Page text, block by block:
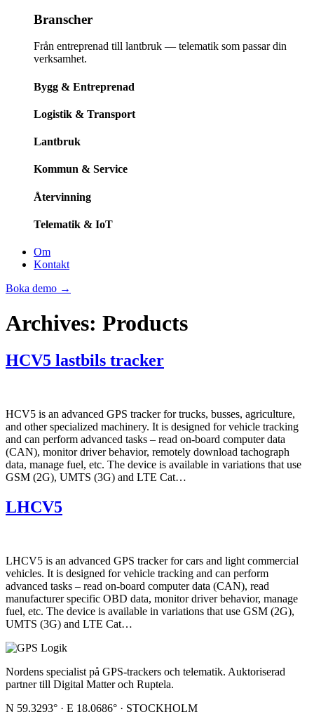
Branscher
Från entreprenad till lantbruk — telematik som passar din
verksamhet.
Bygg & Entreprenad
Logistik & Transport
Lantbruk
Kommun & Service
Återvinning
Telematik & IoT
Om
Kontakt
Boka demo →
Archives: Products
HCV5 lastbils tracker
HCV5 is an advanced GPS tracker for trucks, busses, agriculture,
and other specialized machinery. It is designed for vehicle tracking
and can perform advanced tasks – read on-board computer data
(CAN), monitor driver behavior, remotely download tachograph
data, manage fuel, etc. The device is available in variations that use
GSM (2G), UMTS (3G) and LTE Cat…
LHCV5
LHCV5 is an advanced GPS tracker for cars and light commercial
vehicles. It is designed for vehicle tracking and can perform
advanced tasks – read on-board computer data (CAN), read
manufacturer specific OBD data, monitor driver behavior, manage
fuel, etc. The device is available in variations that use GSM (2G),
UMTS (3G) and LTE Cat…
Nordens specialist på GPS-trackers och telematik. Auktoriserad
partner till Digital Matter och Ruptela.
N 59.3293° · E 18.0686° · STOCKHOLM